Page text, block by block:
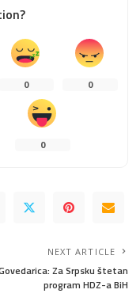
0 0
0
NEXT ARTICLE
Za Srpsku štetan
program HDZ-a BiH